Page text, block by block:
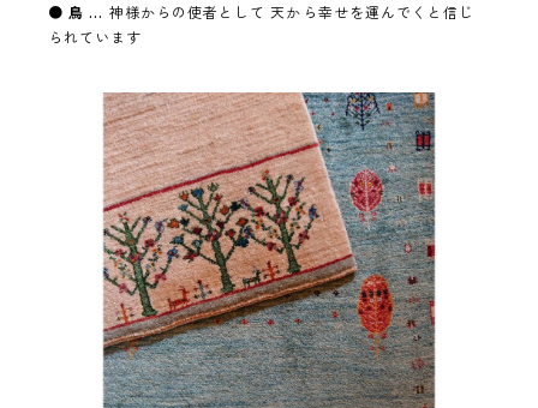
● 鳥 … 神様からの使者として 天から幸せを運んでくと信じ
られています